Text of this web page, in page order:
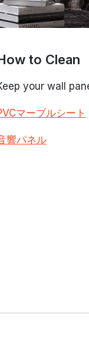
to Clean
your wall
マーブルシート
響パネル